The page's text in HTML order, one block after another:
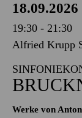
18.09.2026
19:30 - 21:30
Alfried Krupp
Werke von